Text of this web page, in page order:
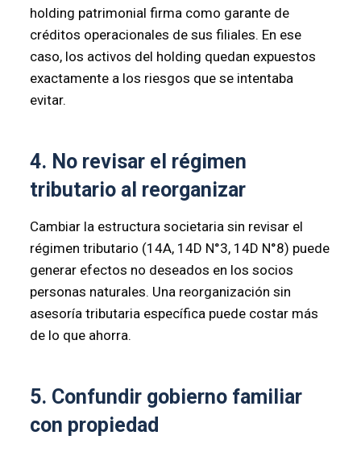
holding patrimonial firma como garante de
créditos operacionales de sus filiales. En ese
caso, los activos del holding quedan expuestos
exactamente a los riesgos que se intentaba
evitar.
4. No revisar el régimen
tributario al reorganizar
Cambiar la estructura societaria sin revisar el
régimen tributario (14A, 14D N°3, 14D N°8) puede
generar efectos no deseados en los socios
personas naturales. Una reorganización sin
asesoría tributaria específica puede costar más
de lo que ahorra.
5. Confundir gobierno familiar
con propiedad